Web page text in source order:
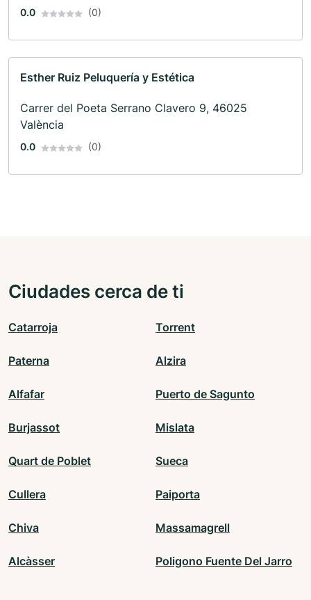
0.0
(0)
Esther Ruiz Peluquería y Estética
Carrer del Poeta Serrano Clavero 9, 46025
València
0.0 (0)
Ciudades cerca de ti
Catarroja Torrent
Paterna Alzira
Alfafar Puerto de Sagunto
Burjassot Mislata
Quart de Poblet Sueca
Cullera Paiporta
Chiva Massamagrell
Alcàsser Poligono Fuente Del Jarro